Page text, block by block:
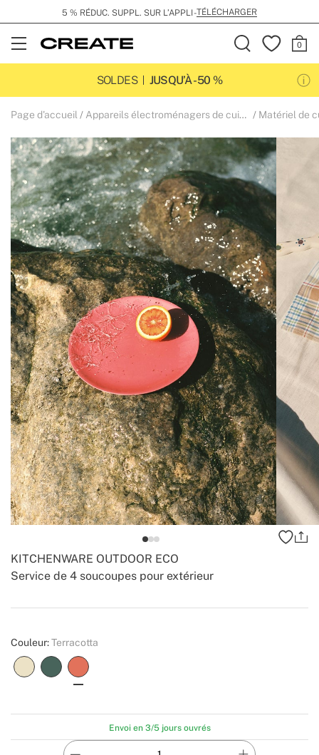
5 % RÉDUC. SUPPL. SUR L’APPLI -TÉLÉCHARGER
Open
Menu
SOLDES
JUSQU’À -50 %
Page d'accueil Appareils électroménagers de cuisine Matériel de
Service de 4 soucoupes pour extérieur
KITCHENWARE OUTDOOR ECO
Create
Couleur:Terracotta
Envoi en 3/5 jours ouvrés